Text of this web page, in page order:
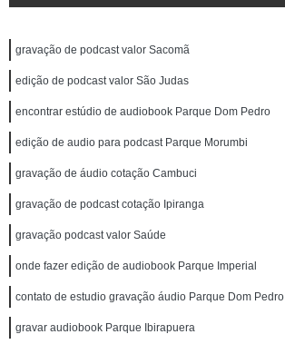
gravação de podcast valor Sacomã
edição de podcast valor São Judas
encontrar estúdio de audiobook Parque Dom Pedro
edição de audio para podcast Parque Morumbi
gravação de áudio cotação Cambuci
gravação de podcast cotação Ipiranga
gravação podcast valor Saúde
onde fazer edição de audiobook Parque Imperial
contato de estudio gravação áudio Parque Dom Pedro
gravar audiobook Parque Ibirapuera